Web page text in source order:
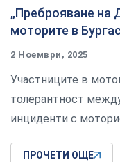
„Преброяване на
моторите в Бургас
2 Ноември, 2025
Участниците в
толерантност
инциденти с
ПРОЧЕТИ ОЩЕ